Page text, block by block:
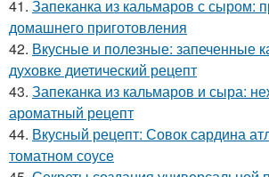
41. Запеканка из кальмаров с сыром:
домашнего приготовления
42. Вкусные и полезные: запеченные
духовке диетический рецепт
43. Запеканка из кальмаров и сыра:
ароматный рецепт
44. Вкусный рецепт: Совок сардина
томатном соусе